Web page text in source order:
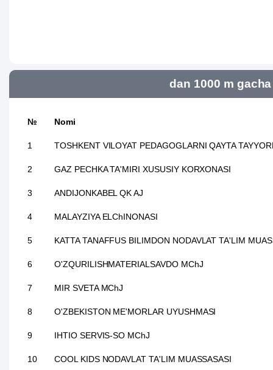
dan 1000 m
№ Nomi
1 TOSHKENT VILOYAT PEDAGOGLARNI QAYTA
2 GAZ PECHKA TA'MIRI XUSUSIY KORXONASI
3 ANDIJONKABEL QK AJ
4 MALAYZIYA ELChINONASI
5 KATTA TANAFFUS BILIMDON NODAVLAT TA'LIM
6 O'ZQURILISHMATERIALSAVDO MChJ
7 MIR SVETA MChJ
8 O'ZBEKISTON ME'MORLAR UYUSHMASI
9 IHTIO SERVIS-SO MChJ
10 COOL KIDS NODAVLAT TA'LIM MUASSASASI